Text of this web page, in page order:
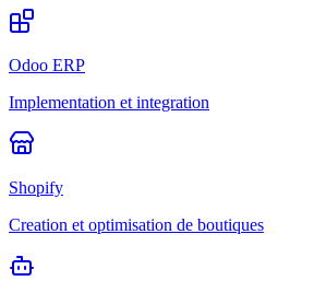
Odoo ERP
Implementation et integration
Shopify
Creation et optimisation de boutiques